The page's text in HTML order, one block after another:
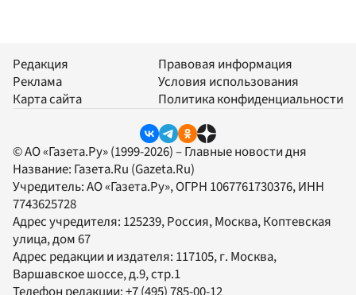
Редакция
Реклама
Карта сайта
Правовая информация
Условия использования
Политика конфиденциальности
© АО «Газета.Ру» (1999-2026) – Главные новости дня
Название: Газета.Ru (Gazeta.Ru)
Учредитель:АО «Газета.Ру», ОГРН 1067761730376, ИНН
7743625728
Адрес учредителя: 125239, Россия, Москва, Коптевская
улица, дом 67
Адрес редакции и издателя: 117105, г. Москва,
Варшавское шоссе, д.9, стр.1